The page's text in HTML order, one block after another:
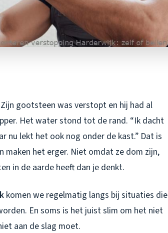
gootsteen was verstopt en hij had al
Het water stond tot de rand. “Ik dacht
nu lekt het ook nog onder de kast.” Dat is
maken het erger. Niet omdat ze dom zijn,
in de aarde heeft dan je denkt.
komen we regelmatig langs bij situaties die
En soms is het juist slim om het niet
aan de slag moet.